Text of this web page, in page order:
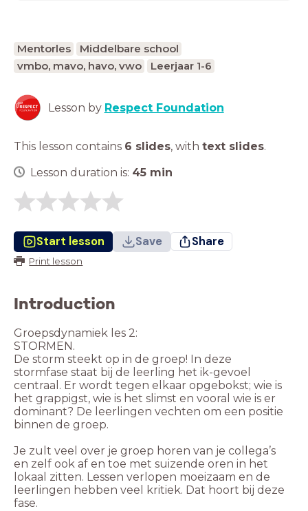
Mentorles
Middelbare school
vmbo, mavo, havo, vwo
Leerjaar 1-6
Lesson by Respect Foundation
This lesson contains 6 slides, with text slides.
Lesson duration is: 45 min
Start lesson Save Share
Print lesson
Introduction
Groepsdynamiek les 2:
STORMEN.
De storm steekt op in de groep! In deze
stormfase staat bij de leerling het ik-gevoel
centraal. Er wordt tegen elkaar opgebokst; wie is
het grappigst, wie is het slimst en vooral wie is er
dominant? De leerlingen vechten om een positie
binnen de groep.
Je zult veel over je groep horen van je collega’s
en zelf ook af en toe met suizende oren in het
lokaal zitten. Lessen verlopen moeizaam en de
leerlingen hebben veel kritiek. Dat hoort bij deze
fase.